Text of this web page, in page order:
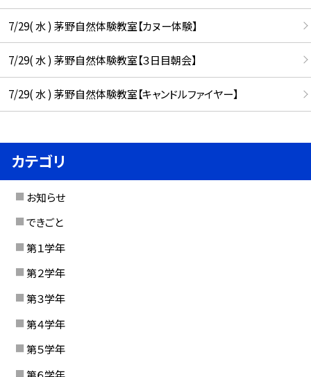
7/29( 水 ) 茅野自然体験教室【カヌー体験】
7/29( 水 ) 茅野自然体験教室【３日目朝会】
7/29( 水 ) 茅野自然体験教室【キャンドルファイヤー】
カテゴリ
お知らせ
できごと
第１学年
第２学年
第３学年
第４学年
第５学年